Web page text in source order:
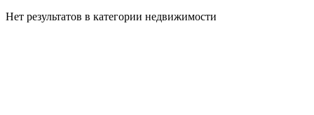
Нет результатов в категории недвижимости